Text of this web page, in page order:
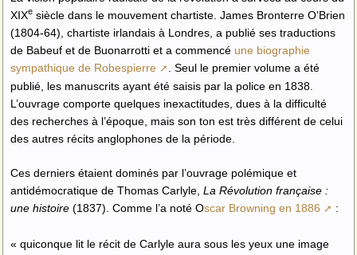
XIXesiècle dans le mouvement chartiste. James Bronterre O’Brien
(1804-64), chartiste irlandais à Londres, a publié ses traductions
de Babeuf et de Buonarrotti et a commencé une biographie
sympathique de Robespierre
. Seul le premier volume a été
publié, les manuscrits ayant été saisis par la police en 1838.
L’ouvrage comporte quelques inexactitudes, dues à la difficulté
des recherches à l’époque, mais son ton est très différent de celui
des autres récits anglophones de la période.
Ces derniers étaient dominés par l’ouvrage polémique et
antidémocratique de Thomas Carlyle, La Révolution française :
une histoire(1837). Comme l’a noté Oscar Browning en 1886 :
quiconque lit le récit de Carlyle aura sous les yeux une image